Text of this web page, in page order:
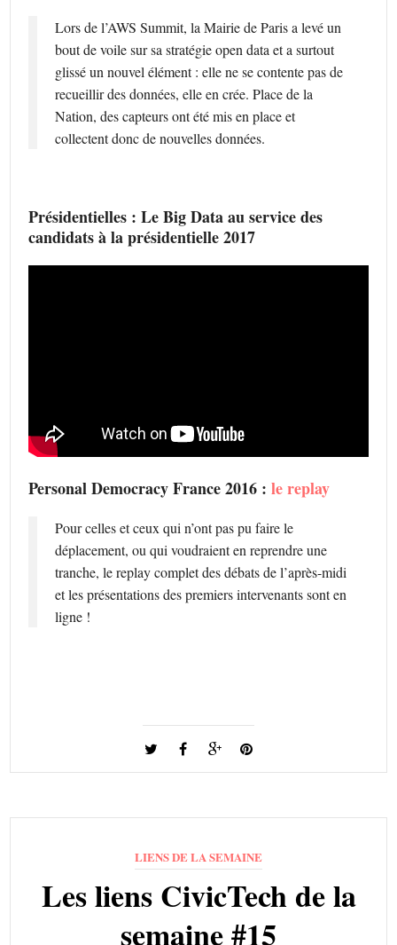
Lors de l’AWS Summit, la Mairie de Paris a levé un
bout de voile sur sa stratégie open data et a surtout
glissé un nouvel élément : elle ne se contente pas de
recueillir des données, elle en crée. Place de la
Nation, des capteurs ont été mis en place et
collectent donc de nouvelles données.
Présidentielles : Le Big Data au service des
candidats à la présidentielle 2017
Personal Democracy France 2016 :le replay
Pour celles et ceux qui n’ont pas pu faire le
déplacement, ou qui voudraient en reprendre une
tranche, le replay complet des débats de l’après-midi
et les présentations des premiers intervenants sont en
ligne !
LIENS DE LA SEMAINE
Les liens CivicTech de la
semaine #15